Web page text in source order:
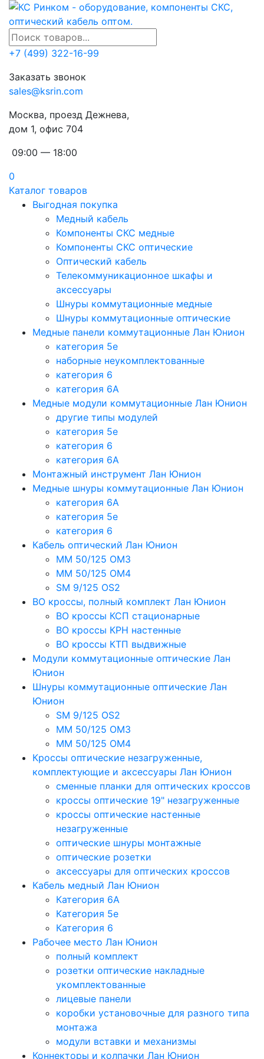
+7 (499) 322-16-99
Заказать звонок
sales@ksrin.com
Москва, проезд Дежнева,
дом 1, офис 704
09:00 — 18:00
0
Каталог товаров
Выгодная покупка
Медный кабель
Компоненты СКС медные
Компоненты СКС оптические
Оптический кабель
Телекоммуникационное шкафы и
аксессуары
Шнуры коммутационные медные
Шнуры коммутационные оптические
Медные панели коммутационные Лан Юнион
категория 5e
наборные неукомплектованные
категория 6
категория 6A
Медные модули коммутационные Лан Юнион
другие типы модулей
категория 5е
категория 6
категория 6A
Монтажный инструмент Лан Юнион
Медные шнуры коммутационные Лан Юнион
категория 6A
категория 5e
категория 6
Кабель оптический Лан Юнион
MM 50/125 OM3
MM 50/125 OM4
SM 9/125 OS2
ВО кроссы, полный комплект Лан Юнион
ВО кроссы КСП стационарные
ВО кроссы КРН настенные
ВО кроссы КТП выдвижные
Модули коммутационные оптические Лан
Юнион
Шнуры коммутационные оптические Лан
Юнион
SM 9/125 OS2
MM 50/125 OM3
MM 50/125 OM4
Кроссы оптические незагруженные,
комплектующие и аксессуары Лан Юнион
сменные планки для оптических кроссов
кроссы оптические 19" незагруженные
кроссы оптические настенные
незагруженные
оптические шнуры монтажные
оптические розетки
аксессуары для оптических кроссов
Кабель медный Лан Юнион
Категория 6A
Категория 5e
Категория 6
Рабочее место Лан Юнион
полный комплект
розетки оптические накладные
укомплектованные
лицевые панели
коробки установочные для разного типа
монтажа
модули вставки и механизмы
Коннекторы и колпачки Лан Юнион